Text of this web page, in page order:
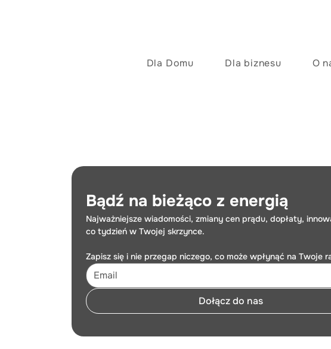
Dla Domu Dla biznesu O
Bądź na bieżąco z energią
Najważniejsze wiadomości, zmiany cen prądu, dopłaty,
co tydzień w Twojej skrzynce.
Zapisz się i nie przegap niczego, co może wpłynąć na Twoje
Dołącz do nas